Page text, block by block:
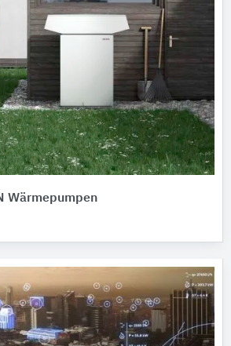
Wärmepumpen